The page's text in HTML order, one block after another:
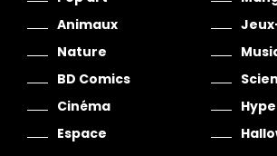
Animaux
Nature
BD Comics
Cinéma
Espace